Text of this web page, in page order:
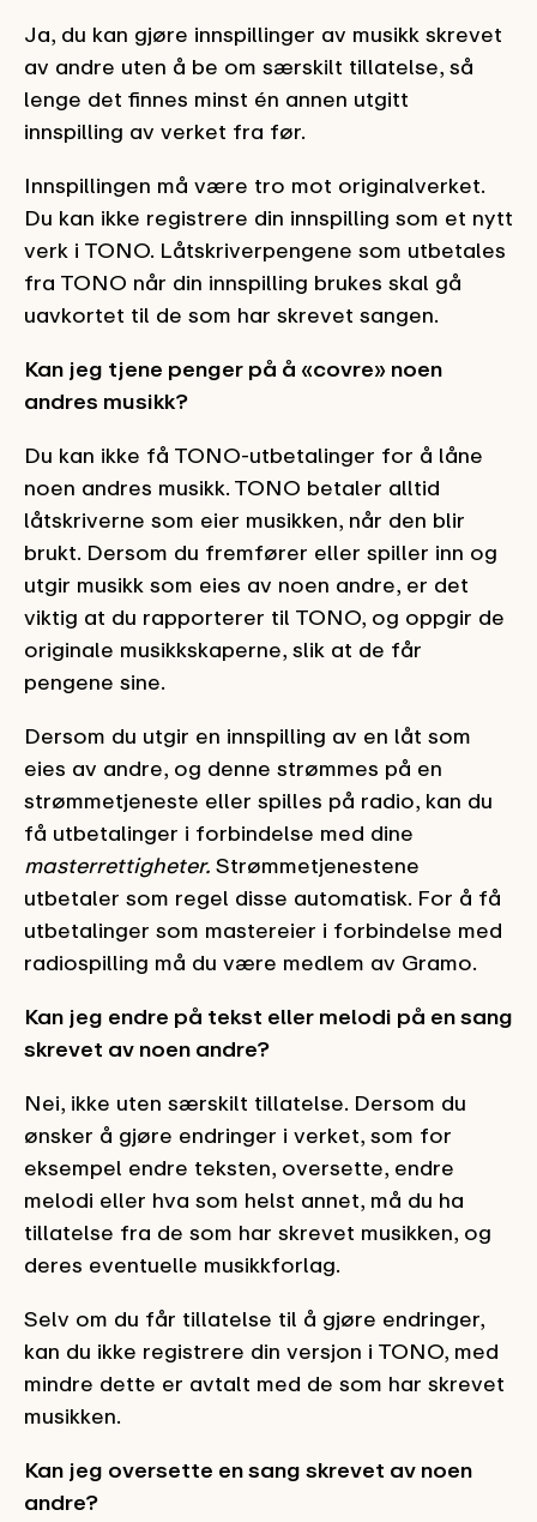
Ja, du kan gjøre innspillinger av musikk skrevet
av andre uten å be om særskilt tillatelse, så
lenge det finnes minst én annen utgitt
innspilling av verket fra før.
Innspillingen må være tro mot originalverket.
Du kan ikke registrere din innspilling som et nytt
verk i TONO. Låtskriverpengene som utbetales
fra TONO når din innspilling brukes skal gå
uavkortet til de som har skrevet sangen.
Kan jeg tjene penger på å «covre» noen
andres musikk?
Du kan ikke få TONO-utbetalinger for å låne
noen andres musikk. TONO betaler alltid
låtskriverne som eier musikken, når den blir
brukt. Dersom du fremfører eller spiller inn og
utgir musikk som eies av noen andre, er det
viktig at du rapporterer til TONO, og oppgir de
originale musikkskaperne, slik at de får
pengene sine.
Dersom du utgir en innspilling av en låt som
eies av andre, og denne strømmes på en
strømmetjeneste eller spilles på radio, kan du
få utbetalinger i forbindelse med dine
masterrettigheter. Strømmetjenestene
utbetaler som regel disse automatisk. For å få
utbetalinger som mastereier i forbindelse med
radiospilling må du være medlem av Gramo.
Kan jeg endre på tekst eller melodi på en sang
skrevet av noen andre?
Nei, ikke uten særskilt tillatelse. Dersom du
ønsker å gjøre endringer i verket, som for
eksempel endre teksten, oversette, endre
melodi eller hva som helst annet, må du ha
tillatelse fra de som har skrevet musikken, og
deres eventuelle musikkforlag.
Selv om du får tillatelse til å gjøre endringer,
kan du ikke registrere din versjon i TONO, med
mindre dette er avtalt med de som har skrevet
musikken.
Kan jeg oversette en sang skrevet av noen
andre?